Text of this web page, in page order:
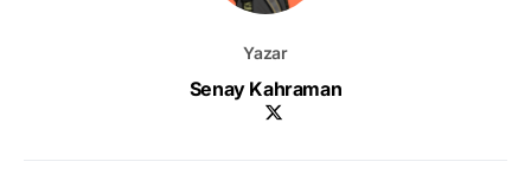
Yazar
Senay Kahraman